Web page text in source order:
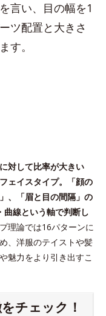
を言い、目の幅を1
ツ配置と大きさ
す。
対して比率が大きい
ェイスタイプ。「顔の
、「眉と目の間隔」の
線という軸で判断し
理論では16パターンに
、洋服のテイストや髪
魅力をより引き出すこ
チェック！